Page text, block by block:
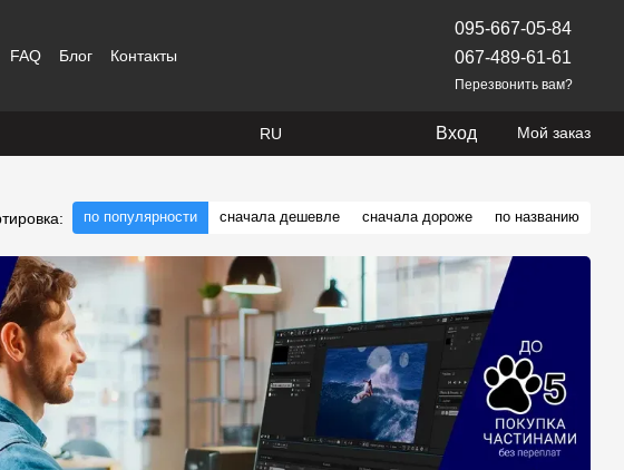
FAQ Блог Контакты
095-667-05-84
067-489-61-61
Перезвонить вам?
RU Вход Мой заказ
по популярности сначала дешевле сначала дороже по названию